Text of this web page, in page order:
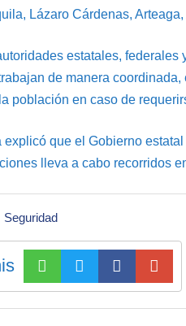
Lázaro Cárdenas,
estatales,
de manera
población en caso de
explicó que el Gobierno
lleva a cabo recorridos
Seguridad